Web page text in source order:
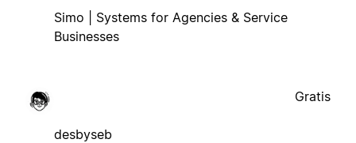
Simo | Systems for Agencies & Service
Businesses
desbyseb
Gratis